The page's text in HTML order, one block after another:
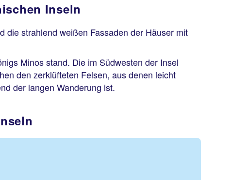
Inseln
die strahlend weißen Fassaden der Häuser mit
Minos stand. Die im Südwesten der Insel
den zerklüfteten Felsen, aus denen leicht
der langen Wanderung ist.